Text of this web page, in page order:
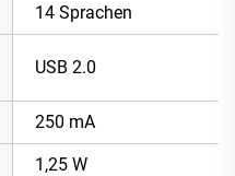
14 Sprachen
USB 2.0
250 mA
1,25 W